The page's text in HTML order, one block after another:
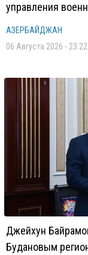
управления
АЗЕРБАЙДЖАН
06 Августа 2026 - 23:22
Джейхун
Будановым